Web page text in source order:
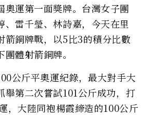
奧運第一面獎牌。台灣女子團
、雷千瑩、林詩嘉，今天在里
箭銅牌戰，以5比3的積分比數
體射箭銅牌。
公斤平奧運紀錄，最大對手大
舉第二次嘗試101公斤成功，打
，大陸同袍楊霞締造的100公斤